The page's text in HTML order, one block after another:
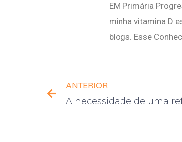
EM Primária
minha vitamina D
blogs. Esse
ANTERIOR